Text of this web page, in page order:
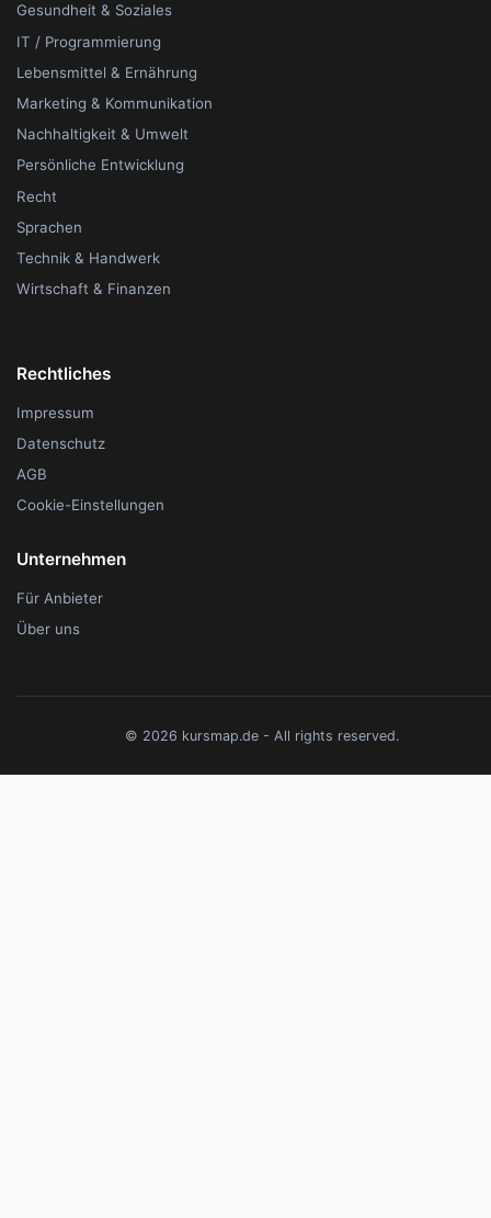
Gesundheit & Soziales
IT / Programmierung
Lebensmittel & Ernährung
Marketing & Kommunikation
Nachhaltigkeit & Umwelt
Persönliche Entwicklung
Recht
Sprachen
Technik & Handwerk
Wirtschaft & Finanzen
Rechtliches
Impressum
Datenschutz
AGB
Cookie-Einstellungen
Unternehmen
Für Anbieter
Über uns
© 2026 kursmap.de - All rights reserved.